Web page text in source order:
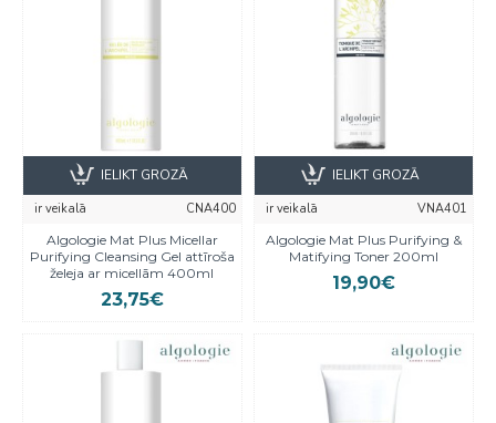
ir veikalā
CNA400
Algologie Mat Plus Micellar
Purifying Cleansing Gel attīroša
želeja ar micellām 400ml
23,75€
IELIKT GROZĀ
ir veikalā
VNA401
Algologie Mat Plus Purifying &
Matifying Toner 200ml
19,90€
IELIKT GROZĀ